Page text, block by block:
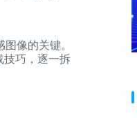
像的关键。
技巧，逐一拆